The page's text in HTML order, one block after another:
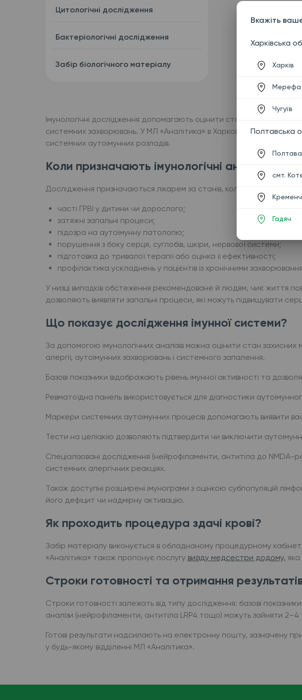
Цитологічні дослідження
Бактеріологічні дослідження
Забір біологічного матеріалу
Імунологічні дослідження допомагають оцінити стан захисних
системних захворювань. У МЛ «Аналітика» в Харкові
системних аутоімунних розладів.
Коли призначають імунологічні аналізи?
Дослідження призначаються лікарем за станів, коли потрібно
часті ГРВІ у дитини чи дорослого;
затяжні запальні процеси;
підозра на аутоімунну патологію;
порушення з боку серця, суглобів, шкіри, нервової системи;
підготовка до тривалої терапії або оцінка її ефективності;
профілактика ускладнень у пацієнтів із хронічними
У низці випадків обстеження рекомендоване й людям, чиє життя
дозволяють виявляти запальні процеси, які можуть підвищувати
Що показує дослідження імунної системи?
За допомогою імунологічних аналізів можна оцінити стан
алергії, аутоімунних захворювань і системного запалення.
Базові показники відображають рівень імунної активності та
Ревматоїдна панель використовується для діагностики
Маркери системних аутоімунних процесів допомагають виявити
Тести на целіакію дозволяють підтвердити чи виключити
Спеціалізовані дослідження (нейрофіламенти, антитіла до
системних алергічних реакціях.
Також доступні розширені імунограми з оцінкою субпопуляцій
його дефіцит чи надмірну активацію.
Як проходить процедура здачі крові?
Забір матеріалу виконується в обладнаному процедурному
«Аналітика» також пропонує послугу виїзду медсестри додому,
Строки готовності та отримання
Строки готовності залежать від типу дослідження: базові
аналізи (нейрофіламенти, антитіла LRP4 тощо) можуть зайняти 2–4
Готові результати надсилають на електронну пошту, зазначену
у будь-якому відділенні МЛ «Аналітика».
Вкажіть
Харківська
Харків
Мерефа
Чугуїв
Полтавська
Полтава
смт.
Гадяч